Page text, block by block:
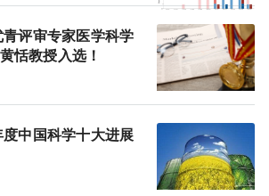
生物 中国科学 期刊
评审专家医学科学
恬教授入选！
中国科学十大进展